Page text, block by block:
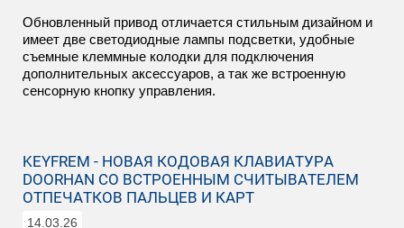
Обновленный привод отличается стильным дизайном и
имеет две светодиодные лампы подсветки, удобные
съемные клеммные колодки для подключения
дополнительных аксессуаров, а так же встроенную
сенсорную кнопку управления.
KEYFREM - НОВАЯ КОДОВАЯ КЛАВИАТУРА
DOORHAN СО ВСТРОЕННЫМ СЧИТЫВАТЕЛЕМ
ОТПЕЧАТКОВ ПАЛЬЦЕВ И КАРТ
14.03.26